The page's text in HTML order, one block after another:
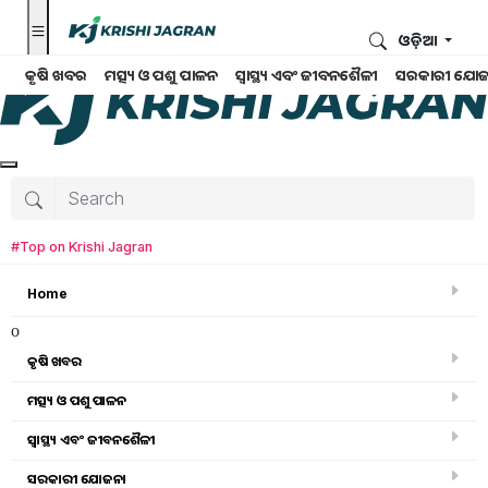
କୃଷି ଖବର ମତ୍ସ୍ୟ ଓ ପଶୁ ପାଳନ ସ୍ୱାସ୍ଥ୍ୟ ଏବଂ ଜୀବନଶୈଳୀ ସରକାରୀ
ଓଡ଼ିଆ
#Top on Krishi Jagran
Home
o
କୃଷି ଖବର
ମତ୍ସ୍ୟ ଓ ପଶୁ ପାଳନ
ସ୍ୱାସ୍ଥ୍ୟ ଏବଂ ଜୀବନଶୈଳୀ
ସରକାରୀ ଯୋଜନା
Search for:
Animal Husbandary